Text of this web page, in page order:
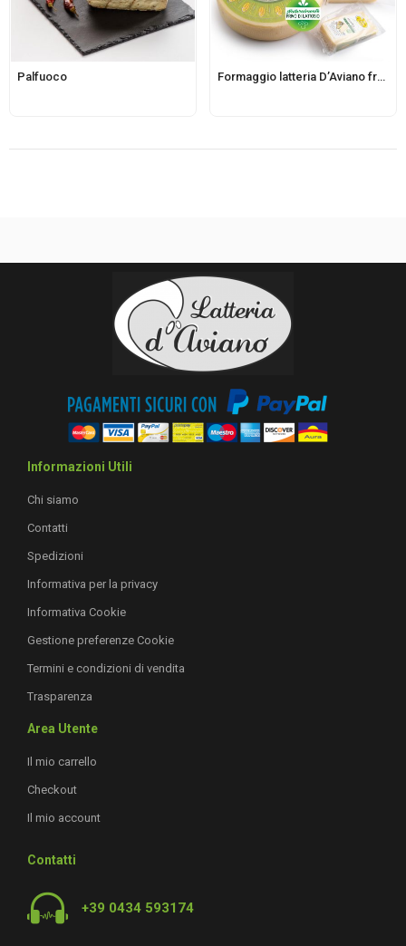
Palfuoco Formaggio latteria D’Aviano fresco
Informazioni Utili
Chi siamo
Contatti
Spedizioni
Informativa per la privacy
Informativa Cookie
Gestione preferenze Cookie
Termini e condizioni di vendita
Trasparenza
Area Utente
Il mio carrello
Checkout
Il mio account
Contatti
+39 0434 593174